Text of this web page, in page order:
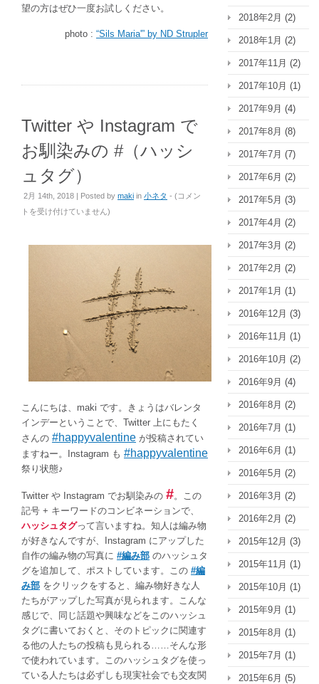
望の方はぜひ一度お試しください。
photo : “Sils Maria'” by ND Strupler
Twitter や Instagram で
お馴染みの #（ハッシ
ュタグ）
2月 14th, 2018 | Posted by maki in 小ネタ - (Twitter
の
グ）
は
コメン
トを受け付けていません)
こんにちは、maki です。きょうはバレンタ
インデーということで、Twitter 上にもたく
さんの #happyvalentine が投稿されてい
ますねー。Instagram も #happyvalentine
祭り状態♪
Twitter や Instagram でお馴染みの #。この
記号 + キーワードのコンビネーションで、
ハッシュタグって言いますね。知人は編み物
が好きなんですが、Instagram にアップした
自作の編み物の写真に #編み部 のハッシュタ
グを追加して、ポストしています。この #編
み部 をクリックをすると、編み物好きな人
たちがアップした写真が見られます。こんな
感じで、同じ話題や興味などをこのハッシュ
タグに書いておくと、そのトピックに関連す
る他の人たちの投稿も見られる……そんな形
で使われています。このハッシュタグを使っ
ている人たちは必ずしも現実社会でも交友関
2018年2月 (2)
2018年1月 (2)
2017年11月 (2)
2017年10月 (1)
2017年9月 (4)
2017年8月 (8)
2017年7月 (7)
2017年6月 (2)
2017年5月 (3)
2017年4月 (2)
2017年3月 (2)
2017年2月 (2)
2017年1月 (1)
2016年12月 (3)
2016年11月 (1)
2016年10月 (2)
2016年9月 (4)
2016年8月 (2)
2016年7月 (1)
2016年6月 (1)
2016年5月 (2)
2016年3月 (2)
2016年2月 (2)
2015年12月 (3)
2015年11月 (1)
2015年10月 (1)
2015年9月 (1)
2015年8月 (1)
2015年7月 (1)
2015年6月 (5)